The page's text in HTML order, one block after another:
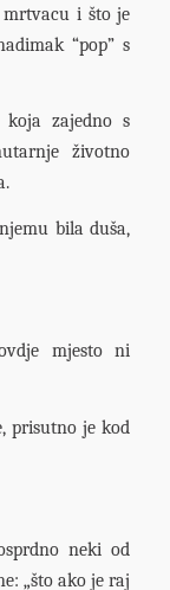
mrtvacu i što je
“pop” s
koja zajedno s
životno
bila duša,
mjesto ni
prisutno je kod
neki od
„što ako je raj